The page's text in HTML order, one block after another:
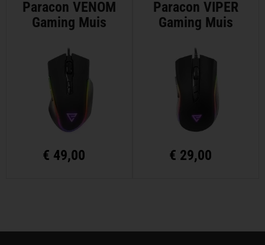
Paracon VENOM
Gaming Muis
€ 49,00
Paracon VIPER
Gaming Muis
€ 29,00